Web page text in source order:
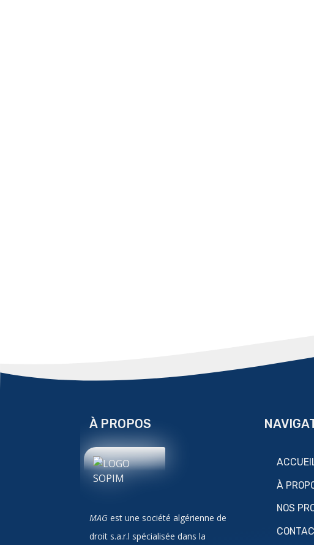
À PROPOS
MAG est une société algérienne de
droit s.a.r.l spécialisée dans la
À
NOS